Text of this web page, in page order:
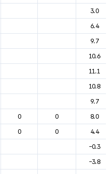
3.0
6.4
9.7
10.6
11.1
10.8
9.7
0 0
8.0
0 0
4.4
-0.3
-3.8